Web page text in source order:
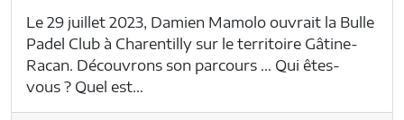
Le 29 juillet 2023, Damien Mamolo ouvrait la Bulle
Padel Club à Charentilly sur le territoire Gâtine-
Racan. Découvrons son parcours … Qui êtes-
vous ? Quel est…